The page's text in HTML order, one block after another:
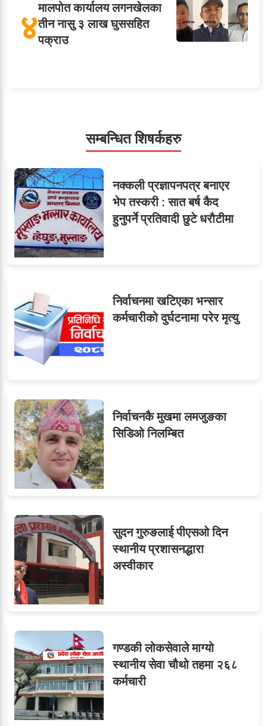
४मालपोत कार्यालय लगनखेलका
तीन नासु ३ लाख घुससहित
पक्राउ
६सहसचिवमा प्रथम भएका
विजयकुमार शर्माको लोकसेवा
टिप्स
८जुनियरलाई दोहोरो जिम्मेवारी,
मन्त्रालयभित्र असन्तुष्टि
९ओएनएमका नाममा अत्याचार :
सब–इन्जिनियरहरुको गम्भीर
ध्यानाकर्षण
सम्बन्धित शिषर्कहरु
नक्कली प्रज्ञापनपत्र बनाएर
भेप तस्करी : सात बर्ष कैद
हुनुपर्ने प्रतिवादी छुटे धरौटीमा
निर्वाचनमा खटिएका भन्सार
कर्मचारीको दुर्घटनामा परेर मृत्यु
निर्वाचनकै मुखमा लमजुङका
सिडिओ निलम्बित
सुदन गुरुङलाई पीएसओ दिन
स्थानीय प्रशासनद्धारा
अस्वीकार
गण्डकी लोकसेवाले माग्यो
स्थानीय सेवा चौथो तहमा २६८
कर्मचारी